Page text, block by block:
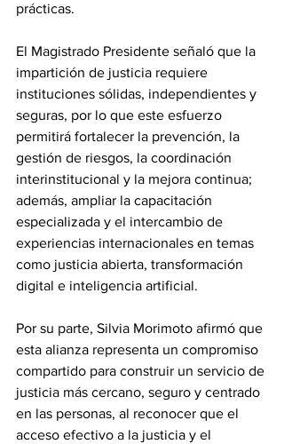
prácticas.
El Magistrado Presidente señaló que la
impartición de justicia requiere
instituciones sólidas, independientes y
seguras, por lo que este esfuerzo
permitirá fortalecer la prevención, la
gestión de riesgos, la coordinación
interinstitucional y la mejora continua;
además, ampliar la capacitación
especializada y el intercambio de
experiencias internacionales en temas
como justicia abierta, transformación
digital e inteligencia artificial.
Por su parte, Silvia Morimoto afirmó que
esta alianza representa un compromiso
compartido para construir un servicio de
justicia más cercano, seguro y centrado
en las personas, al reconocer que el
acceso efectivo a la justicia y el